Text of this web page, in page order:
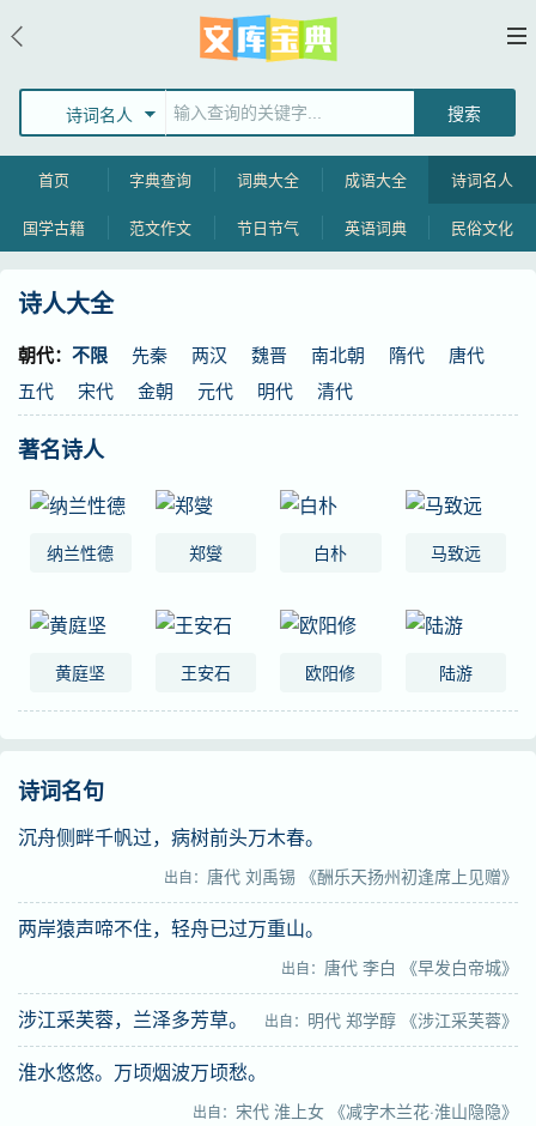
诗词名人
首页 字典查询 词典大全 成语大全 诗词名人
国学古籍 范文作文 节日节气 英语词典 民俗文化
诗人大全
朝代： 不限 先秦 两汉 魏晋 南北朝 隋代
唐代
五代
宋代 金朝 元代 明代 清代
著名诗人
纳兰性德 郑燮 白朴 马致远
黄庭坚 王安石 欧阳修 陆游
诗词名句
沉舟侧畔千帆过，病树前头万木春。
出自： 唐代 刘禹锡 《酬乐天扬州初逢席上见赠》
两岸猿声啼不住，轻舟已过万重山。
出自： 唐代 李白 《早发白帝城》
涉江采芙蓉，兰泽多芳草。 出自： 明代 郑学醇 《涉江采芙蓉》
淮水悠悠。万顷烟波万顷愁。
出自： 宋代 淮上女 《减字木兰花·淮山隐隐》